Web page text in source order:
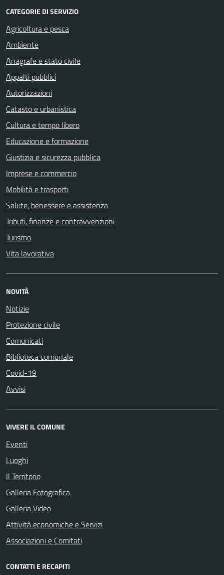
CATEGORIE DI SERVIZIO
Agricoltura e pesca
Ambiente
Anagrafe e stato civile
Appalti pubblici
Autorizzazioni
Catasto e urbanistica
Cultura e tempo libero
Educazione e formazione
Giustizia e sicurezza pubblica
Imprese e commercio
Mobilità e trasporti
Salute, benessere e assistenza
Tributi, finanze e contravvenzioni
Turismo
Vita lavorativa
NOVITÀ
Notizie
Protezione civile
Comunicati
Biblioteca comunale
Covid-19
Avvisi
VIVERE IL COMUNE
Eventi
Luoghi
Il Territorio
Galleria Fotografica
Galleria Video
Attività economiche e Servizi
Associazioni e Comitati
CONTATTI E RECAPITI